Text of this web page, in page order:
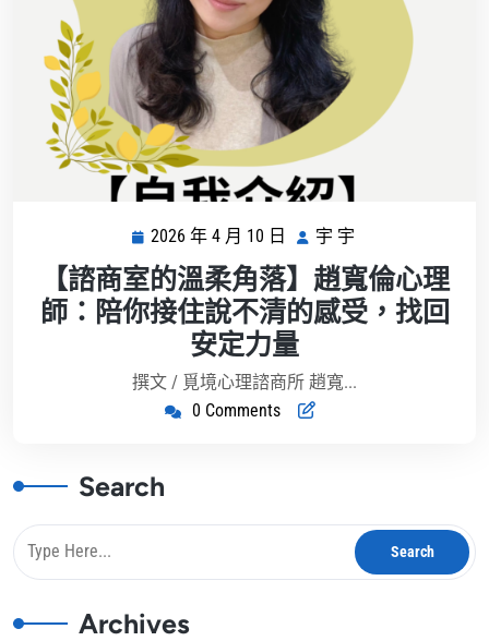
2026 年 4 月 10 日
2026
年
4
月
10
日
宇 宇
宇
【諮商室的溫柔角落】趙寬倫心理
師：陪你接住說不清的感受，找回
安定力量
撰文 / 覓境心理諮商所 趙寬...
0 Comments
Search
Archives